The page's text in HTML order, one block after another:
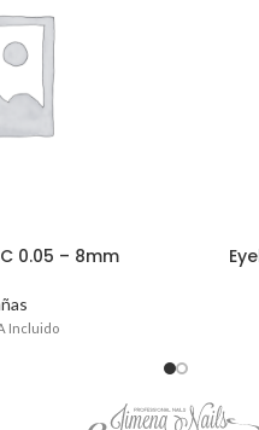
0.05 – 8mm
Incluido